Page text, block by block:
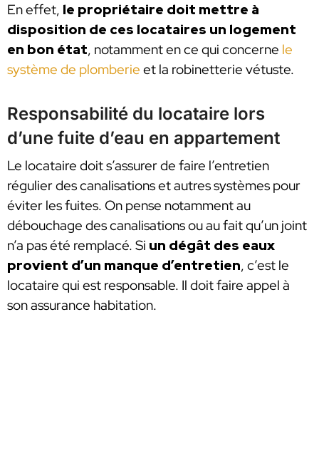
En effet, le propriétaire doit mettre à
disposition de ces locataires un logement
en bon état, notamment en ce qui concerne le
système de plomberie et la robinetterie vétuste.
Responsabilité du locataire lors
d’une fuite d’eau en appartement
Le locataire doit s’assurer de faire l’entretien
régulier des canalisations et autres systèmes pour
éviter les fuites. On pense notamment au
débouchage des canalisations ou au fait qu’un joint
n’a pas été remplacé. Si un dégât des eaux
provient d’un manque d’entretien, c’est le
locataire qui est responsable. Il doit faire appel à
son assurance habitation.